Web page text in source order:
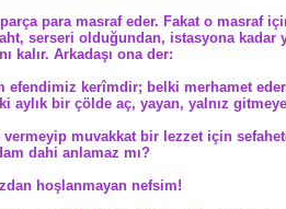
para masraf eder. Fakat o masraf
serseri olduğundan, istasyona kadar
kalır. Arkadaşı ona der:
kerîmdir; belki merhamet
bir çölde aç, yayan, yalnız
muvakkat bir lezzet için
dahi anlamaz mı?
hoşlanmayan nefsim!